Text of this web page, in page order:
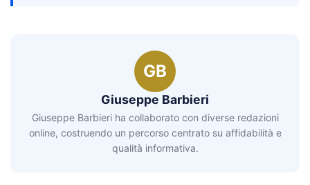
GB
Giuseppe Barbieri
Giuseppe Barbieri ha collaborato con diverse redazioni
online, costruendo un percorso centrato su affidabilità e
qualità informativa.